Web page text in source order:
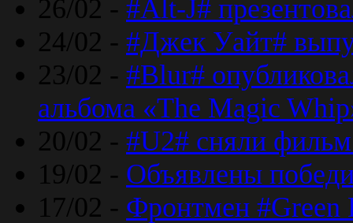
26/02 - #Alt-J#
24/02 - #Джек Уайт#
23/02 - #Blur#
альбома «The Magic
20/02 - #U2# сняли
19/02 - Объявлены
17/02 - Фронтмен #Green